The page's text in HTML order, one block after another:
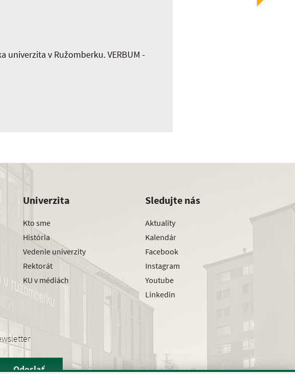
univerzita v Ružomberku. VERBUM -
Univerzita
Kto sme
História
Vedenie univerzity
Rektorát
KU v médiách
Sledujte nás
Aktuality
Kalendár
Facebook
Instagram
Youtube
Linkedin
Odoslať